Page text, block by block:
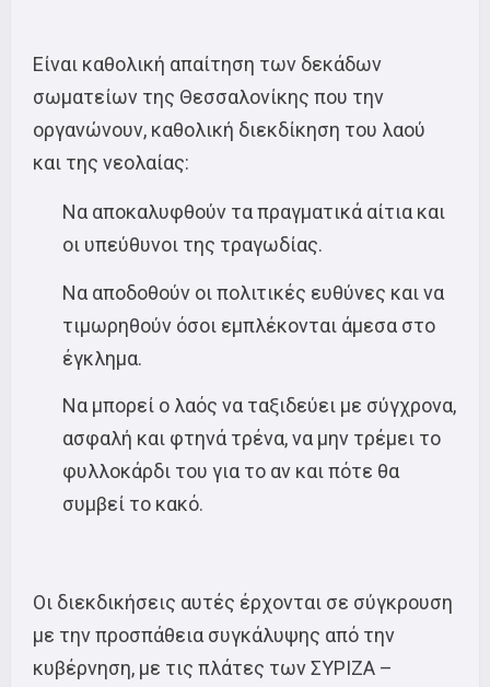
Είναι καθολική απαίτηση των δεκάδων
σωματείων της Θεσσαλονίκης που την
οργανώνουν, καθολική διεκδίκηση του λαού
και της νεολαίας:
Να αποκαλυφθούν τα πραγματικά αίτια και
οι υπεύθυνοι της τραγωδίας.
Να αποδοθούν οι πολιτικές ευθύνες και να
τιμωρηθούν όσοι εμπλέκονται άμεσα στο
έγκλημα.
Να μπορεί ο λαός να ταξιδεύει με σύγχρονα,
ασφαλή και φτηνά τρένα, να μην τρέμει το
φυλλοκάρδι του για το αν και πότε θα
συμβεί το κακό.
Οι διεκδικήσεις αυτές έρχονται σε σύγκρουση
με την προσπάθεια συγκάλυψης από την
κυβέρνηση, με τις πλάτες των ΣΥΡΙΖΑ –